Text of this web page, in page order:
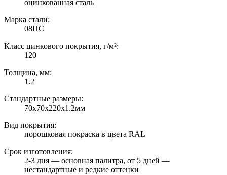
оцинкованная сталь
Марка стали:
08ПС
Класс цинкового покрытия, г/м²:
120
Толщина, мм:
1.2
Стандартные размеры:
70х70х220х1.2мм
Вид покрытия:
порошковая покраска в цвета RAL
Срок изготовления:
2-3 дня — основная палитра, от 5 дней —
нестандартные и редкие оттенки